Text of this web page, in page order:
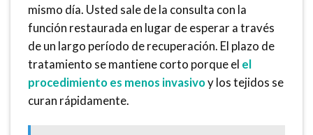
mismo día. Usted sale de la consulta con la
función restaurada en lugar de esperar a través
de un largo período de recuperación. El plazo de
tratamiento se mantiene corto porque el el
procedimiento es menos invasivoy los tejidos se
curan rápidamente.